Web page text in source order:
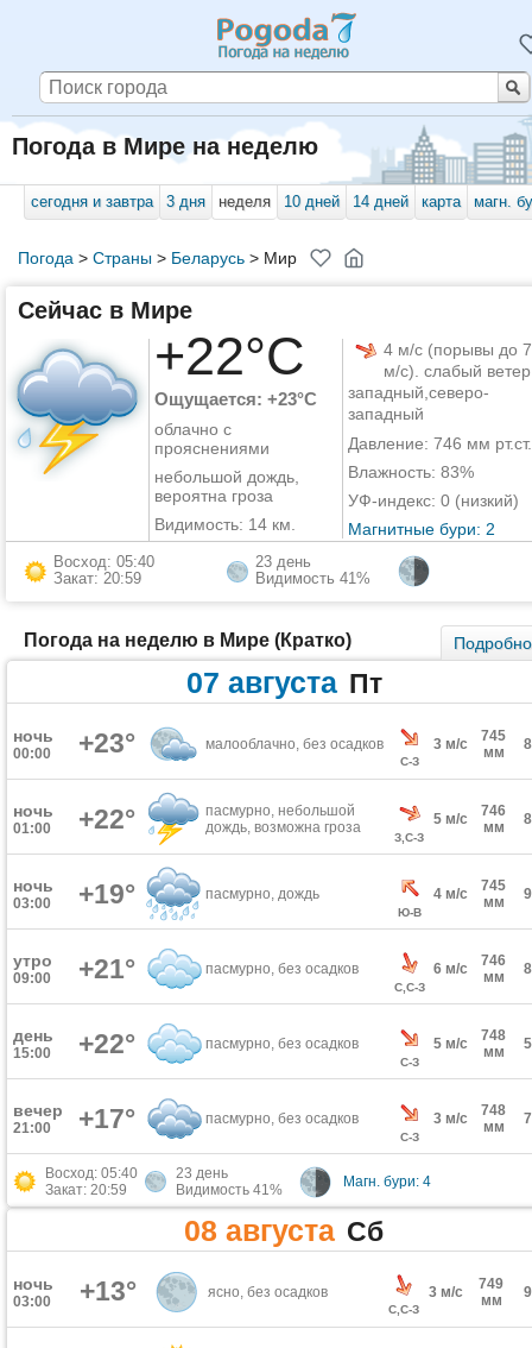
Погода в Мире на неделю
сегодня и завтра 3 дня неделя 10 дней 14 дней карта магн.
Погода > Страны> Беларусь> Мир
Сейчас в Мире
+22°C
Ощущается: +23°C
облачно с
прояснениями
небольшой дождь,
вероятна гроза
Видимость: 14 км.
4 м/с (порывы до 7
м/с). слабый
западный,северо-
западный
Давление: 746 мм рт.ст.
Влажность: 83%
УФ-индекс: 0 (низкий)
Магнитные бури: 2
Восход: 05:40
Закат: 20:59
23 день
Видимость 41%
Погода на неделю в Мире (Кратко) Подробно
07 августа Пт
ночь
00:00 +23° малооблачно, без осадков
С-З
3 м/с
745
мм
ночь
01:00 +22°
пасмурно, небольшой
дождь, возможна гроза
З,С-З
5 м/с
746
мм
ночь
03:00 +19° пасмурно, дождь
Ю-В
4 м/с
745
мм
утро
09:00 +21° пасмурно, без осадков
С,С-З
6 м/с
746
мм
день
15:00 +22° пасмурно, без осадков
С-З
5 м/с
748
мм
вечер
21:00 +17° пасмурно, без осадков
С-З
3 м/с
748
мм
Восход: 05:40
Закат: 20:59
23 день
Видимость 41%
Магн. бури: 4
08 августа Сб
ночь
03:00 +13° ясно, без осадков
С,С-З
3 м/с
749
мм